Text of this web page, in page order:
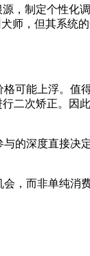
，制定个性化
师，但其系统
可能上浮。值
二次矫正。因
的深度直接决
，而非单纯消